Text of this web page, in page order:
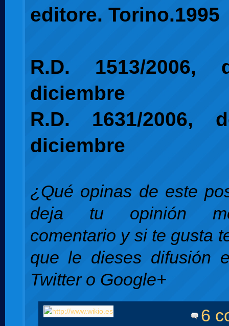
editore. Torino.1995
R.D. 1513/
diciembre
R.D. 1631/2006,
diciembre
¿Qué opinas de este
deja tu opinión
comentario y si te gusta
que le dieses difusión
Twitter o Google+
6